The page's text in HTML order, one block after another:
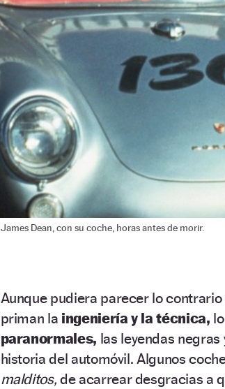
James Dean, con su coche, horas antes de morir.
Aunque pudiera parecer lo
priman la ingeniería y la técnica,
paranormales, las leyendas
historia del automóvil. Algunos
malditos, de acarrear desgracias a